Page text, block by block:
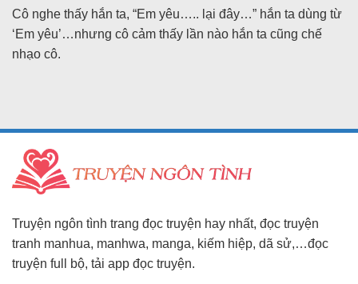
Cô nghe thấy hắn ta, “Em yêu….. lại đây…” hắn ta dùng từ
‘Em yêu’…nhưng cô cảm thấy lần nào hắn ta cũng chế
nhạo cô.
Truyện ngôn tình trang đọc truyện hay nhất, đọc truyện
tranh manhua, manhwa, manga, kiếm hiệp, dã sử,…đọc
truyện full bộ, tải app đọc truyện.